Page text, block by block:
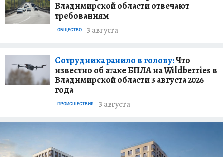
Владимирской области отвечают
требованиям
3 августа
ОБЩЕСТВО
Сотрудника ранило в голову:Что
известно об атаке БПЛА на Wildberries в
Владимирской области 3 августа 2026
года
3 августа
ПРОИСШЕСТВИЯ